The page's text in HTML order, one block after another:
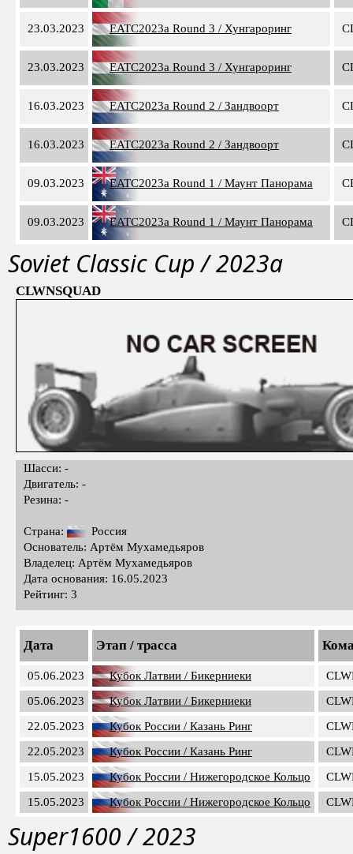
23.03.2023 EATC2023a Round 3 / Хунгароринг
23.03.2023 EATC2023a Round 3 / Хунгароринг
16.03.2023 EATC2023a Round 2 / Зандвоорт
16.03.2023 EATC2023a Round 2 / Зандвоорт
09.03.2023 EATC2023a Round 1 / Маунт Панорама
09.03.2023 EATC2023a Round 1 / Маунт Панорама
Soviet Classic Cup / 2023a
CLWNSQUAD
Шасси: -
Двигатель: -
Резина: -
Страна:
Россия
Основатель: Артём Мухамедьяров
Владелец: Артём Мухамедьяров
Дата основания: 16.05.2023
Рейтинг: 3
Дата Этап / трасса
05.06.2023 Кубок Латвии / Бикерниеки
05.06.2023
Кубок Латвии / Бикерниеки
22.05.2023
Кубок России / Казань Ринг
22.05.2023
Кубок России / Казань Ринг
15.05.2023
Кубок России / Нижегородское Кольцо
15.05.2023
Кубок России / Нижегородское Кольцо
Super1600 / 2023